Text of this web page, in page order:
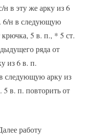
н в эту же арку из 6
6/н в следующую
5 в. п., * 5 ст.
ряда от
из 6 в. п.
следующую арку из
в. п. повторить от
работу